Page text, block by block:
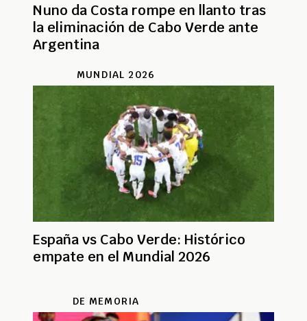
Nuno da Costa rompe en llanto tras
la eliminación de Cabo Verde ante
Argentina
MUNDIAL 2026
España vs Cabo Verde: Histórico
empate en el Mundial 2026
DE MEMORIA